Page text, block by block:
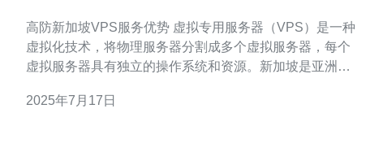
高防新加坡VPS服务优势 虚拟专用服务器（VPS）是一种
虚拟化技术，将物理服务器分割成多个虚拟服务器，每个
虚拟服务器具有独立的操作系统和资源。新加坡是亚洲地
施和稳定的网络环境。高防新加坡VPS服务提供商为用户
2025年7月17日